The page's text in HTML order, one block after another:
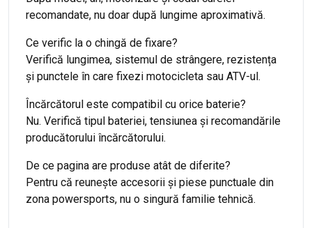
recomandate, nu doar după lungime aproximativă.
Ce verific la o chingă de fixare?
Verifică lungimea, sistemul de strângere, rezistența
și punctele în care fixezi motocicleta sau ATV-ul.
Încărcătorul este compatibil cu orice baterie?
Nu. Verifică tipul bateriei, tensiunea și recomandările
producătorului încărcătorului.
De ce pagina are produse atât de diferite?
Pentru că reunește accesorii și piese punctuale din
zona powersports, nu o singură familie tehnică.